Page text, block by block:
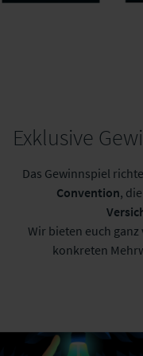
Exklusive
Das Gewinnspiel
Convention,
Wir bieten euch ganz
konkreten